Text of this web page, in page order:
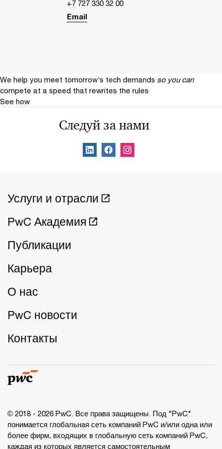
+7 727 330 32 00
Email
We help you meet tomorrow’s tech demands so you can
compete at a speed that rewrites the rules
See how
Следуй за нами
Услуги и отрасли
PwC Академия
Публикации
Карьера
О нас
PwC новости
Контакты
© 2018 - 2026 PwC. Все права защищены. Под "PwC"
понимается глобальная сеть компаний PwC и/или одна или
более фирм, входящих в глобальную сеть компаний PwC,
каждая из которых является самостоятельным